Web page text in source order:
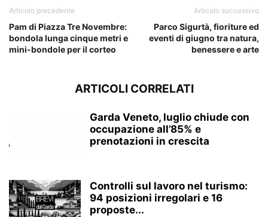
Articolo precedente
Pam di Piazza Tre Novembre:
bondola lunga cinque metri e
mini-bondole per il corteo
Articolo successivo
Parco Sigurtà, fioriture ed
eventi di giugno tra natura,
benessere e arte
ARTICOLI CORRELATI
Garda Veneto, luglio chiude con
occupazione all’85% e
prenotazioni in crescita
Controlli sul lavoro nel turismo:
94 posizioni irregolari e 16
proposte...